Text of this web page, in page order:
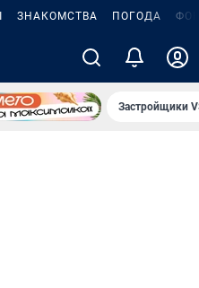
ЗНАКОМСТВА ПОГОДА
Застройщики